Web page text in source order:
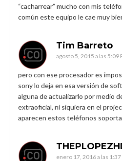
“cacharrear” mucho con mis
común este equipo le cae muy
Tim Barreto
agosto 5, 2015 a las 5:09
pero con ese procesador es
sony lo deja en esa versión de
alguna de actualizarlo por medio
extraoficial, ni siquiera en el
aparecen estos teléfonos
enero 17, 2016 a las 1:37